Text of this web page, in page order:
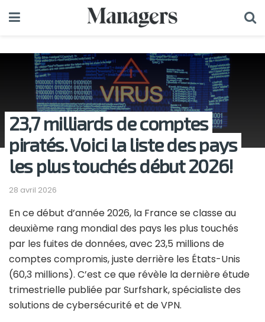
23,7 milliards de comptes
piratés. Voici la liste des pays
les plus touchés début 2026!
28 avril 2026
En ce début d’année 2026, la France se classe au
deuxième rang mondial des pays les plus touchés
par les fuites de données, avec 23,5 millions de
comptes compromis, juste derrière les États-Unis
(60,3 millions). C’est ce que révèle la dernière étude
trimestrielle publiée parSurfshark, spécialiste des
solutions de cybersécurité et de VPN.